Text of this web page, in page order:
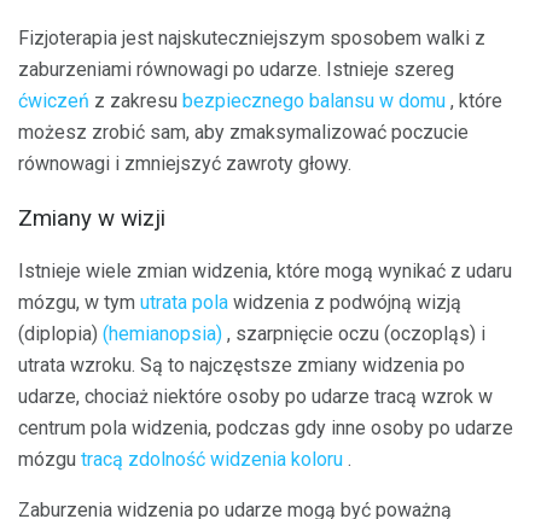
Fizjoterapia jest najskuteczniejszym sposobem walki z
zaburzeniami równowagi po udarze. Istnieje szereg
ćwiczeń z zakresu bezpiecznego balansu w domu , które
możesz zrobić sam, aby zmaksymalizować poczucie
równowagi i zmniejszyć zawroty głowy.
Zmiany w wizji
Istnieje wiele zmian widzenia, które mogą wynikać z udaru
mózgu, w tym utrata pola widzenia z podwójną wizją
(diplopia) (hemianopsia) , szarpnięcie oczu (oczopląs) i
utrata wzroku. Są to najczęstsze zmiany widzenia po
udarze, chociaż niektóre osoby po udarze tracą wzrok w
centrum pola widzenia, podczas gdy inne osoby po udarze
mózgu tracą zdolność widzenia koloru .
Zaburzenia widzenia po udarze mogą być poważną